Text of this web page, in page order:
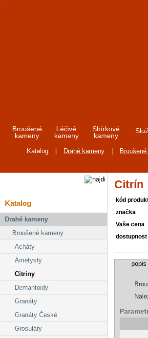
Broušené
kameny
Léčivé
kameny
Sbírkové
kameny
Katalog Drahé kameny
Katalog
Drahé kameny
Broušené kameny
Acháty
Ametysty
Citriny
Demantoidy
Granáty
Granáty České
Grosuláry
Citrín
kód
značka
Vaše cena
dostupnost
popis